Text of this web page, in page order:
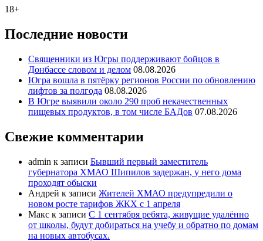
18+
Последние новости
Священники из Югры поддерживают бойцов в
Донбассе словом и делом 08.08.2026
Югра вошла в пятёрку регионов России по обновлению
лифтов за полгода 08.08.2026
В Югре выявили около 290 проб некачественных
пищевых продуктов, в том числе БАДов 07.08.2026
Свежие комментарии
admin к записи Бывший первый заместитель
губернатора ХМАО Шипилов задержан, у него дома
проходят обыски
Андрей к записи Жителей ХМАО предупредили о
новом росте тарифов ЖКХ с 1 апреля
Макс к записи С 1 сентября ребята, живущие удалённо
от школы, будут добираться на учебу и обратно по домам
на новых автобусах.